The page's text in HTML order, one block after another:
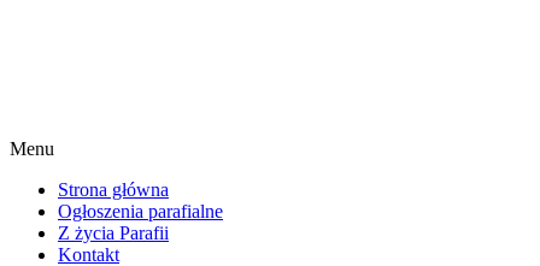
Menu
Strona główna
Ogłoszenia parafialne
Z życia Parafii
Kontakt